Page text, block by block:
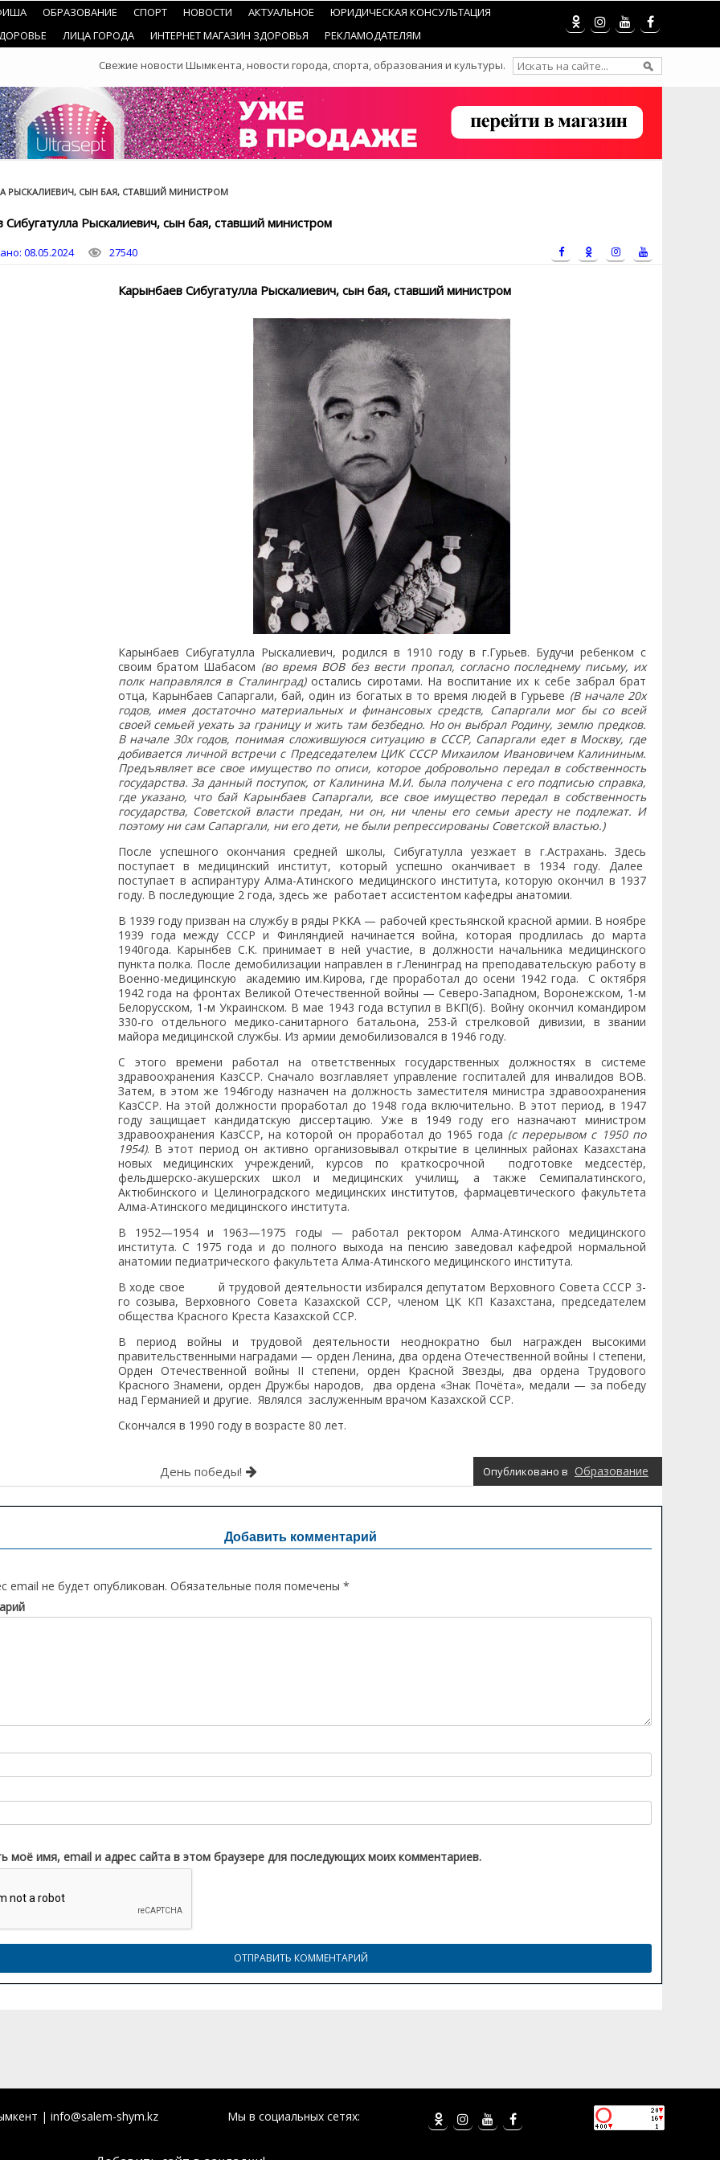
Свежие новости Шымкента, новости города, спорта, образования и культуры.
ОБРАЗОВАНИЕ СПОРТ НОВОСТИ АКТУАЛЬНОЕ
ЮРИДИЧЕСКАЯ КОНСУЛЬТАЦИЯ
ЛИЦА ГОРОДА ИНТЕРНЕТ МАГАЗИН ЗДОРОВЬЯ РЕКЛАМОДАТЕЛЯМ
РЫСКАЛИЕВИЧ, СЫН БАЯ, СТАВШИЙ МИНИСТРОМ
Сибугатулла Рыскалиевич, сын бая, ставший министром
08.05.2024 27540
Карынбаев Сибугатулла Рыскалиевич, сын бая, ставший министром
Карынбаев Сибугатулла Рыскалиевич, родился в 1910 году в г.Гурьев. Будучи ребенком с
своим братом Шабасом (во время ВОВ без вести пропал, согласно последнему письму, их
полк направлялся в Сталинград)остались сиротами. На воспитание их к себе забрал брат
отца, Карынбаев Сапаргали, бай, один из богатых в то время людей в Гурьеве (В начале 20х
годов, имея достаточно материальных и финансовых средств, Сапаргали мог бы со всей
своей семьей уехать за границу и жить там безбедно. Но он выбрал Родину, землю предков.
В начале 30х годов, понимая сложившуюся ситуацию в СССР, Сапаргали едет в Москву, где
добивается личной встречи с Председателем ЦИК СССР Михаилом Ивановичем Калининым.
Предъявляет все свое имущество по описи, которое добровольно передал в собственность
государства. За данный поступок, от Калинина М.И. была получена с его подписью справка,
где указано, что бай Карынбаев Сапаргали, все свое имущество передал в собственность
государства, Советской власти предан, ни он, ни члены его семьи аресту не подлежат. И
поэтому ни сам Сапаргали, ни его дети, не были репрессированы Советской властью.)
После успешного окончания средней школы, Сибугатулла уезжает в г.Астрахань. Здесь
поступает в медицинский институт, который успешно оканчивает в 1934 году. Далее
поступает в аспирантуру Алма-Атинского медицинского института, которую окончил в 1937
году. В последующие 2 года, здесь же работает ассистентом кафедры анатомии.
В 1939 году призван на службу в ряды РККА — рабочей крестьянской красной армии. В ноябре
1939 года между СССР и Финляндией начинается война, которая продлилась до марта
1940года. Карынбев С.К. принимает в ней участие, в должности начальника медицинского
пункта полка. После демобилизации направлен в г.Ленинград на преподавательскую работу в
Военно-медицинскую академию им.Кирова, где проработал до осени 1942 года. С октября
1942 года на фронтах Великой Отечественной войны — Северо-Западном, Воронежском, 1-м
Белорусском, 1-м Украинском. В мае 1943 года вступил в ВКП(б). Войну окончил командиром
330-го отдельного медико-санитарного батальона, 253-й стрелковой дивизии, в звании
майора медицинской службы. Из армии демобилизовался в 1946 году.
С этого времени работал на ответственных государственных должностях в системе
здравоохранения КазССР. Сначало возглавляет управление госпиталей для инвалидов ВОВ.
Затем, в этом же 1946году назначен на должность заместителя министра здравоохранения
КазССР. На этой должности проработал до 1948 года включительно. В этот период, в 1947
году защищает кандидатскую диссертацию. Уже в 1949 году его назначают министром
здравоохранения КазССР, на которой он проработал до 1965 года (с перерывом с 1950 по
1954). В этот период он активно организовывал открытие в целинных районах Казахстана
новых медицинских учреждений, курсов по краткосрочной подготовке медсестёр,
фельдшерско-акушерских школ и медицинских училищ, а также Семипалатинского,
Актюбинского и Целиноградского медицинских институтов, фармацевтического факультета
Алма-Атинского медицинского института.
В 1952—1954 и 1963—1975 годы — работал ректором Алма-Атинского медицинского
института. С 1975 года и до полного выхода на пенсию заведовал кафедрой нормальной
анатомии педиатрического факультета Алма-Атинского медицинского института.
В ходе свое й трудовой деятельности избирался депутатом Верховного Совета СССР 3-
го созыва, Верховного Совета Казахской ССР, членом ЦК КП Казахстана, председателем
общества Красного Креста Казахской ССР.
В период войны и трудовой деятельности неоднократно был награжден высокими
правительственными наградами — орден Ленина, два ордена Отечественной войны I степени,
Орден Отечественной войны II степени, орден Красной Звезды, два ордена Трудового
Красного Знамени, орден Дружбы народов, два ордена «Знак Почёта», медали — за победу
над Германией и другие. Являлся заслуженным врачом Казахской ССР.
Скончался в 1990 году в возрасте 80 лет.
Опубликовано в Образование
День победы!
Добавить комментарий
email не будет опубликован. Обязательные поля помечены *
моё имя, email и адрес сайта в этом браузере для последующих моих комментариев.
| info@salem-shym.kz
Мы в социальных сетях: